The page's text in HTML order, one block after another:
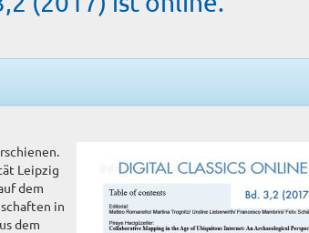
Leipzig
dem
in
dem